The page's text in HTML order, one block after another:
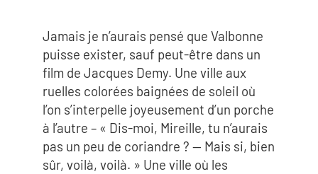
Jamais je n’aurais pensé que Valbonne
puisse exister, sauf peut-être dans un
film de Jacques Demy. Une ville aux
ruelles colorées baignées de soleil où
l’on s’interpelle joyeusement d’un porche
à l’autre – « Dis-moi, Mireille, tu n’aurais
pas un peu de coriandre ? — Mais si, bien
sûr, voilà, voilà. » Une ville où les